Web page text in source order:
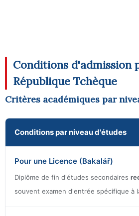
Conditions d'admission
République Tchèque
Critères académiques par
Conditions par niveau d'études
Pour une Licence (Bakalář)
Diplôme de fin d'études secondaires
souvent examen d'entrée spécifique à